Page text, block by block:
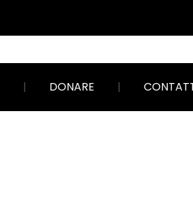
DONARE